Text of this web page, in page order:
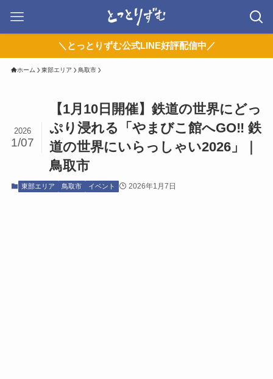
＼とっとりずむ公式LINE好評配信中／
ホーム 東部エリア 鳥取市
【1月10日開催】鉄道の世界にどっ
ぷり浸れる「やまびこ館へGO‼ 鉄
道の世界にいらっしゃい2026」｜
鳥取市
2026
1/07
東部エリア 鳥取市 イベント 2026年1月7日